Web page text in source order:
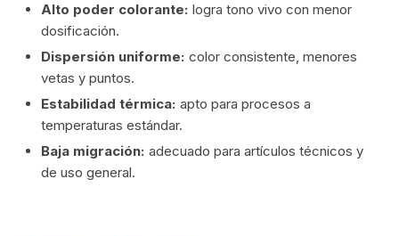
Alto poder colorante: logra tono vivo con menor
dosificación.
Dispersión uniforme: color consistente, menores
vetas y puntos.
Estabilidad térmica: apto para procesos a
temperaturas estándar.
Baja migración: adecuado para artículos técnicos y
de uso general.